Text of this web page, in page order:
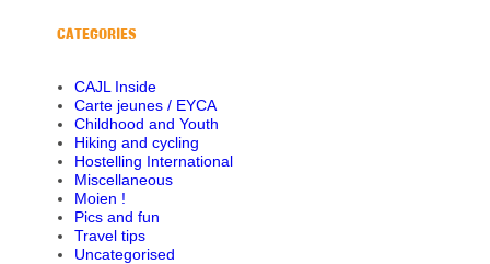
CATEGORIES
CAJL Inside
Carte jeunes / EYCA
Childhood and Youth
Hiking and cycling
Hostelling International
Miscellaneous
Moien !
Pics and fun
Travel tips
Uncategorised